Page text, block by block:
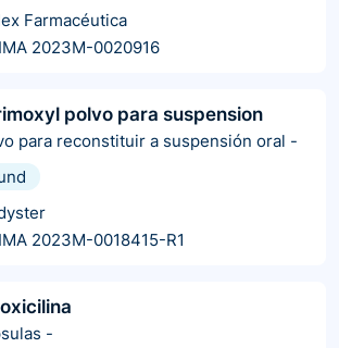
Farmacéutica
2023M-0020916
polvo para suspension
para reconstituir a suspensión oral -
2023M-0018415-R1
-